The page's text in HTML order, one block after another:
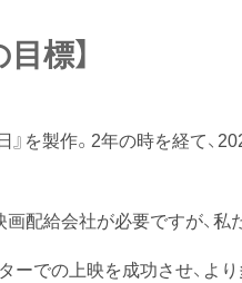
標】
』を製作。2年の時を経て
配給会社が必要ですが、私
ーでの上映を成功させ、よ